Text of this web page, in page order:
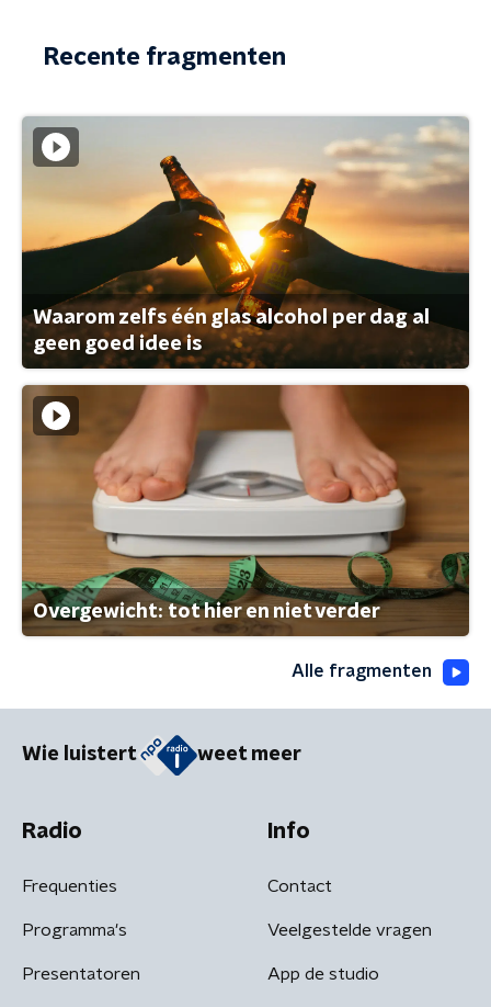
Recente fragmenten
Waarom zelfs één glas alcohol per dag al
geen goed idee is
Overgewicht: tot hier en niet verder
Alle fragmenten
Wie luistert weet meer
Radio
Frequenties
Programma's
Presentatoren
Info
Contact
Veelgestelde vragen
App de studio